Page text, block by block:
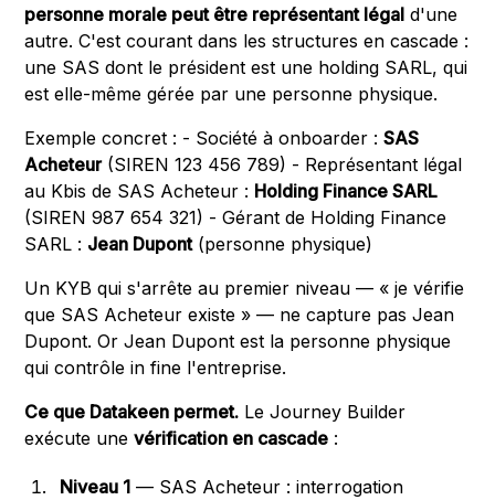
personne morale peut être représentant légal d'une
autre. C'est courant dans les structures en cascade :
une SAS dont le président est une holding SARL, qui
est elle-même gérée par une personne physique.
Exemple concret : - Société à onboarder :SAS
Acheteur(SIREN 123 456 789) - Représentant légal
au Kbis de SAS Acheteur : Holding Finance SARL
(SIREN 987 654 321) - Gérant de Holding Finance
SARL : Jean Dupont(personne physique)
Un KYB qui s'arrête au premier niveau — « je vérifie
que SAS Acheteur existe » — ne capture pas Jean
Dupont. Or Jean Dupont est la personne physique
qui contrôle in fine l'entreprise.
Ce que Datakeen permet. Le Journey Builder
exécute unevérification en cascade :
Niveau 1 — SAS Acheteur : interrogation